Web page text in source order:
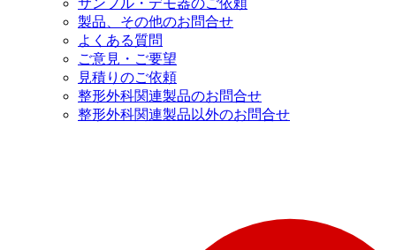
サンプル・デモ器のご依頼
製品、その他のお問合せ
よくある質問
ご意見・ご要望
見積りのご依頼
整形外科関連製品のお問合せ
整形外科関連製品以外のお問合せ